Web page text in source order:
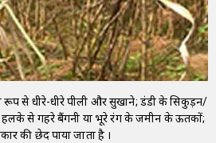
रूप से धीरे-धीरे पीली और सुखाने; डंडी के सिकुड़न/
से गहरे बैंगनी या भूरे रंग के जमीन के ऊतकों;
की छेद पाया जाता है ।